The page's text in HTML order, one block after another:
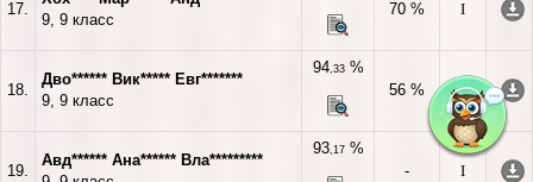
17.
9, 9 класс
70 %
I
18.
Дво****** Вик***** Евг*******
9, 9 класс
94,33%
56 %
I
19.
Авд****** Ана****** Вла*********
93,17%
-
I